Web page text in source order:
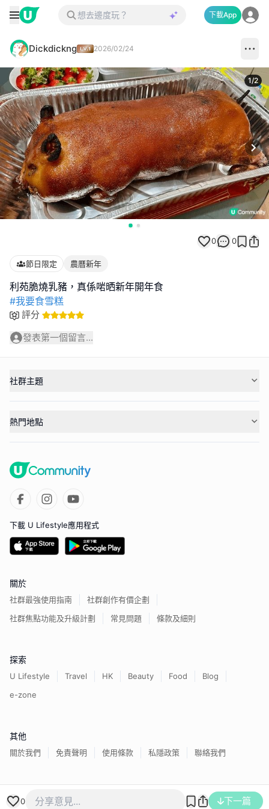
下載App
Dickdickng 2026/02/24
1/2
0 0
節日限定 農曆新年
#我要食雪糕
評分
發表第一個留言...
0 下一篇
社群主題
熱門地點
下載 U Lifestyle應用程式
關於
社群最強使用指南
社群創作有價企劃
社群焦點功能及升級計劃
常見問題 條款及細則
探索
U Lifestyle Travel HK Beauty Food
Blog
e-zone
其他
關於我們 免責聲明 使用條款 私隱政策 聯絡我們
香港經濟日報版權所有©